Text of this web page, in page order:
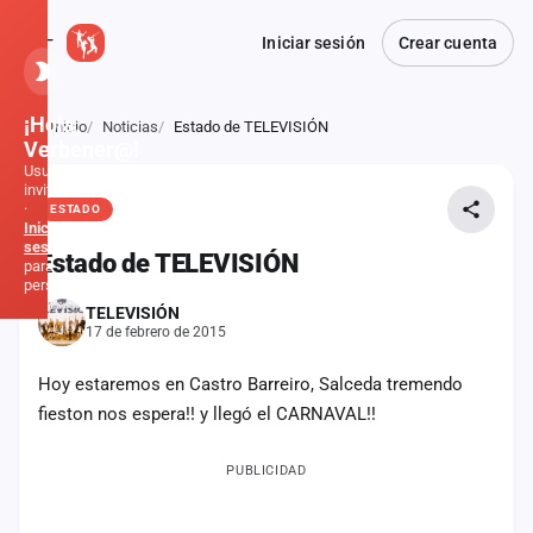
Iniciar sesión Crear cuenta
Atrás
Inicio Noticias Estado de TELEVISIÓN
ESTADO
Estado de TELEVISIÓN
TELEVISIÓN
17 de febrero de 2015
Hoy estaremos en Castro Barreiro, Salceda tremendo
fieston nos espera!! y llegó el CARNAVAL!!
PUBLICIDAD
¡Hola,
Verbener@!
Usuario
invitado
·
Inicia
sesión
para
personalizar
Noticias